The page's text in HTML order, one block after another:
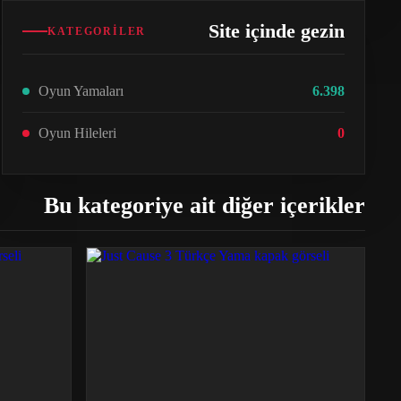
KATEGORILER Site içinde gezin
Oyun Yamaları 6.398
Oyun Hileleri 0
Bu kategoriye ait diğer içerikler